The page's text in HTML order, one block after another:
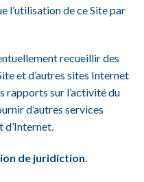
l’utilisation de ce Site par
recueillir des
et d’autres sites Internet
rapports sur l’activité du
d’autres services
d’Internet.
de juridiction.